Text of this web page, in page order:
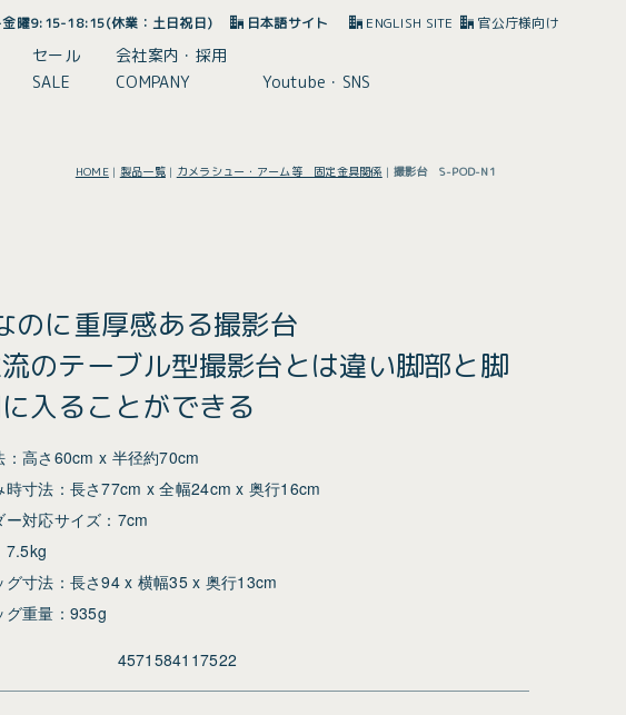
曜9:15-18:15(休業：土日祝日) 日本語サイト ENGLISH SITE 官公庁様向け
セール
SALE
会社案内・採用
COMPANY
Youtube・SNS
HOME| 製品一覧| カメラシュー・アーム等 固定金具関係 | 撮影台 S-POD-N1
のに重厚感ある撮影台
のテーブル型撮影台とは違い脚部と脚
入ることができる
：高さ60cm x 半径約70cm
時寸法：長さ77cm x 全幅24cm x 奥行16cm
ー対応サイズ：7cm
7.5kg
グ寸法：長さ94 x 横幅35 x 奥行13cm
グ重量：935g
4571584117522